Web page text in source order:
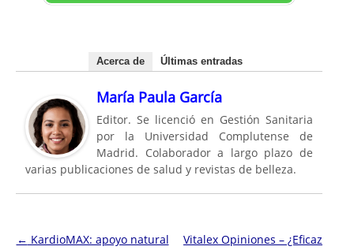
Acerca de Últimas entradas
María Paula García
Editor. Se licenció en Gestión Sanitaria
por la Universidad Complutense de
Madrid. Colaborador a largo plazo de
varias publicaciones de salud y revistas de belleza.
Navegación de entradas
← KardioMAX: apoyo natural
Vitalex Opiniones – ¿Eficaz